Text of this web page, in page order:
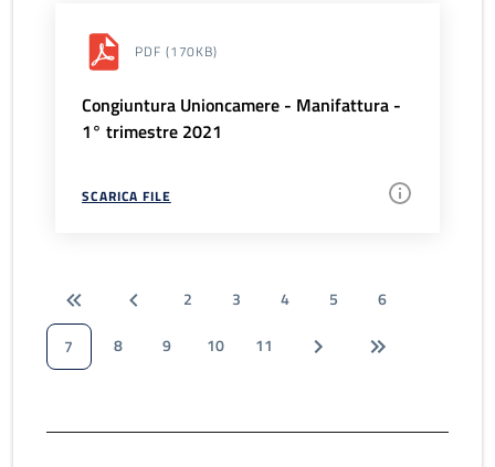
PDF (170KB)
Congiuntura Unioncamere - Manifattura -
1° trimestre 2021
SCARICA FILE
2 3 4 5
6
7
8 9 10 11